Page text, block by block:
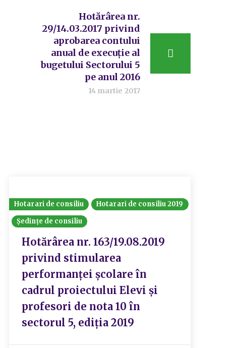
Hotărârea nr.
29/14.03.2017 privind
aprobarea contului
anual de execuție al
bugetului Sectorului 5
pe anul 2016
14 martie 2017
Hotarari de consiliu
Hotarari de consiliu 2019
Ședințe de consiliu
Hotărârea nr. 163/19.08.2019
privind stimularea
performanței școlare în
cadrul proiectului Elevi și
profesori de nota 10 în
sectorul 5, ediția 2019